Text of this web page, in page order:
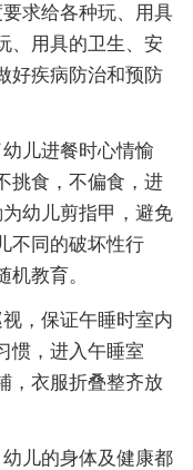
求给各种玩、用具
、用具的卫生、安
好疾病防治和预防
儿进餐时心情愉
挑食，不偏食，进
幼儿剪指甲，避免
不同的破坏性行
教育。
，保证午睡时室内
惯，进入午睡室
，衣服折叠整齐放
儿的身体及健康都